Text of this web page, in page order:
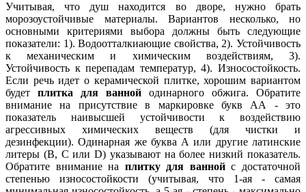
Учитывая, что душ находится во дворе, нужно брать
морозоустойчивые материалы. Вариантов несколько, но
основными критериями выбора должны быть следующие
показатели: 1). Водоотталкиающие свойства, 2). Устойчивость
к механическим и химическим воздействиям, 3).
Устойчивость к перепадам температур, 4). Износостойкость.
Если речь идет о керамической плитке, хорошим вариантом
будет плитка для ванной
одинарного обжига. Обратите
внимание на присутствие в маркировке букв АА - это
показатель наивысшей устойчивости к воздействию
агрессивных химических веществ (для чистки и
дезинфекции). Одинарная же буква А или другие латинские
литеры (В, С или D) указывают на более низкий показатель.
Обратите внимание на плитку для ваннойс достаточной
степенью износостойкости (учитывая, что 1-ая - самая